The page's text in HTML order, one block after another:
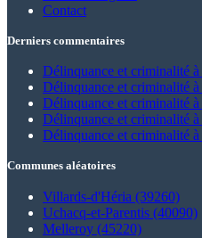
Contact
Derniers commentaires
Délinquance et criminalité
Délinquance et criminalité
Délinquance et criminalité
Délinquance et criminalité
Délinquance et criminalité
Communes aléatoires
Villards-d'Héria (39260)
Uchacq-et-Parentis (40090)
Melleroy (45220)